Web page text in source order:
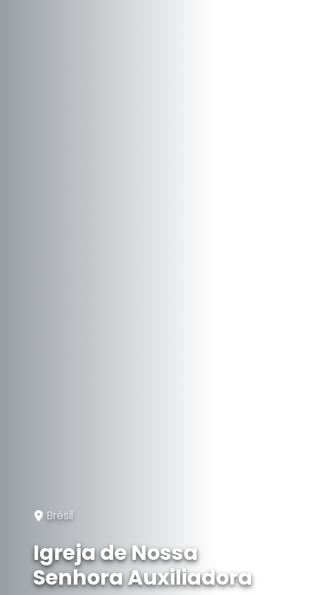
Brésil
Igreja de Nossa
Senhora Auxiliadora